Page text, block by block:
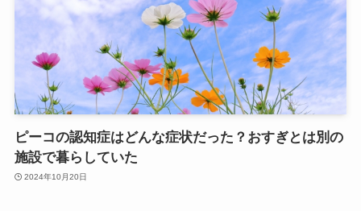
ピーコの認知症はどんな症状だった？おすぎとは別の
施設で暮らしていた
2024年10月20日